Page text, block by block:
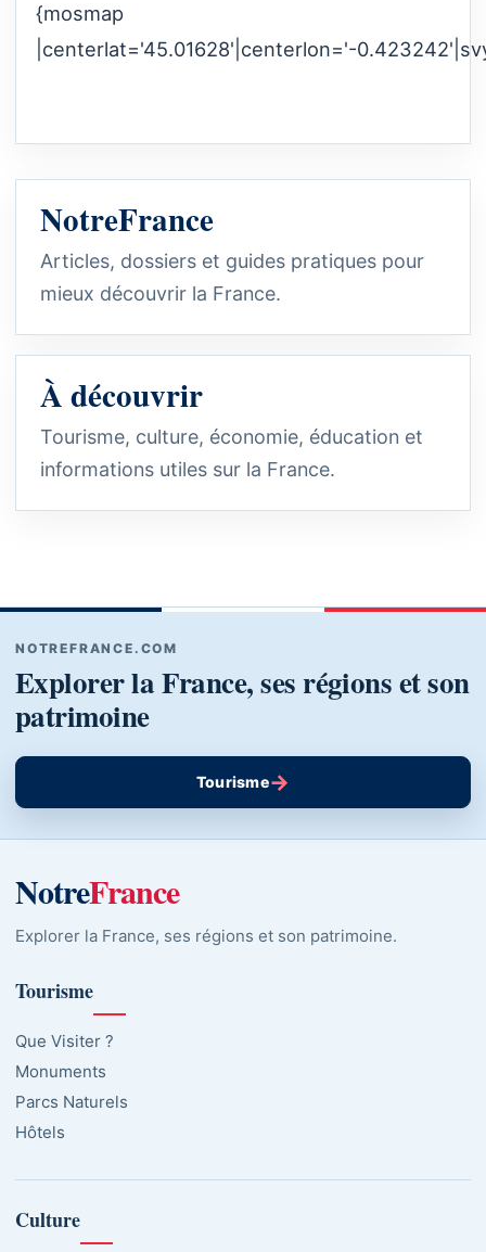
{mosmap
|centerlat='45.01628'|centerlon='-
NotreFrance
Articles, dossiers et guides pratiques pour
mieux découvrir la France.
À découvrir
Tourisme, culture, économie, éducation et
informations utiles sur la France.
NOTREFRANCE.COM
Explorer la France, ses régions et son
patrimoine
Tourisme→
NotreFrance
Explorer la France, ses régions et son patrimoine.
Tourisme
Que Visiter ?
Monuments
Parcs Naturels
Hôtels
Culture